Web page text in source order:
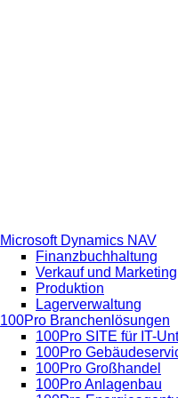
Microsoft Dynamics NAV
Finanzbuchhaltung
Verkauf und Marketing
Produktion
Lagerverwaltung
100Pro Branchenlösungen
100Pro SITE für IT-
100Pro
100Pro Großhandel
100Pro Anlagenbau